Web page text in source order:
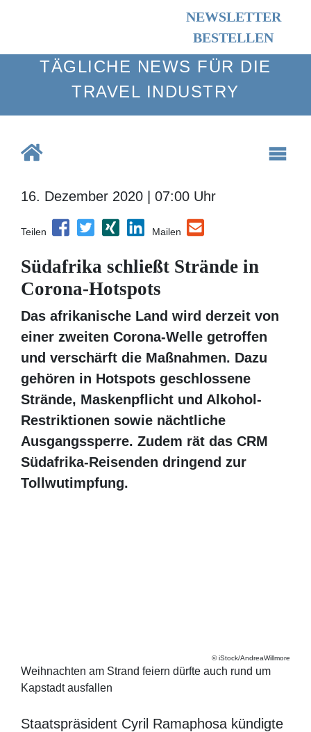
NEWSLETTER
BESTELLEN
TÄGLICHE NEWS FÜR DIE TRAVEL
INDUSTRY
16. Dezember 2020 | 07:00 Uhr
Teilen Mailen
Südafrika schließt Strände in
Corona-Hotspots
Das afrikanische Land wird derzeit von
einer zweiten Corona-Welle getroffen und
verschärft die Maßnahmen. Dazu gehören
in Hotspots geschlossene Strände,
Maskenpflicht und Alkohol-Restriktionen
sowie nächtliche Ausgangssperre. Zudem
rät das CRM Südafrika-Reisenden
dringend zur Tollwutimpfung.
Kapstadt ausfallen
die verschärften Maßnahmen und